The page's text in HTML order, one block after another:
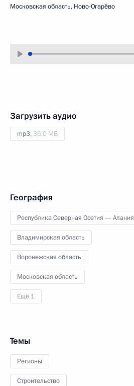
Московская область, Ново-Огарёво
Загрузить аудио
mp3, 36.0 МБ
География
Республика Северная Осетия — Алания
Владимирская область
Воронежская область
Московская область
Ещё 1
Темы
Регионы
Строительство